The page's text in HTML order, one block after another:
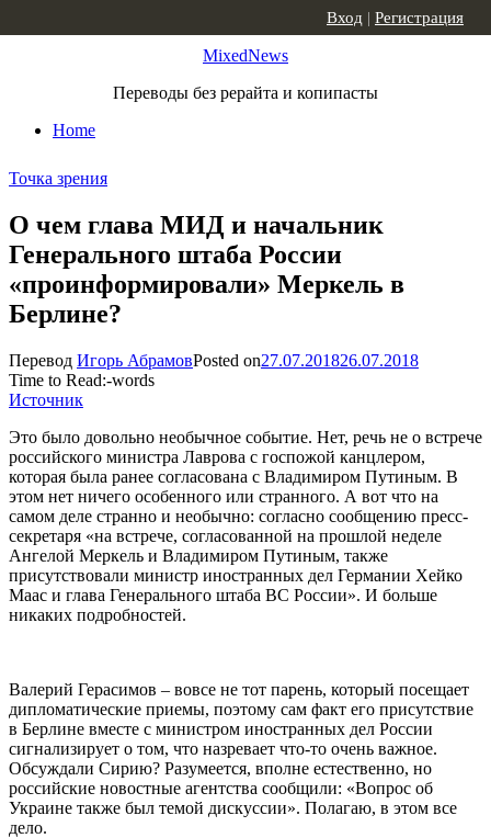
MixedNews
Переводы без рерайта и копипасты
Home
Вход | Регистрация
Точка зрения
О чем глава МИД и начальник
Генерального штаба России
«проинформировали» Меркель в
Берлине?
Перевод Игорь АбрамовPosted on27.07.201826.07.2018
Time to Read:-words
Источник
Это было довольно необычное событие. Нет, речь не о встрече
российского министра Лаврова с госпожой канцлером,
которая была ранее согласована с Владимиром Путиным. В
этом нет ничего особенного или странного. А вот что на
самом деле странно и необычно: согласно сообщению пресс-
секретаря «на встрече, согласованной на прошлой неделе
Ангелой Меркель и Владимиром Путиным, также
присутствовали министр иностранных дел Германии Хейко
Маас и глава Генерального штаба ВС России». И больше
никаких подробностей.
Валерий Герасимов – вовсе не тот парень, который посещает
дипломатические приемы, поэтому сам факт его присутствие
в Берлине вместе с министром иностранных дел России
сигнализирует о том, что назревает что-то очень важное.
Обсуждали Сирию? Разумеется, вполне естественно, но
российские новостные агентства сообщили: «Вопрос об
Украине также был темой дискуссии». Полагаю, в этом все
дело.